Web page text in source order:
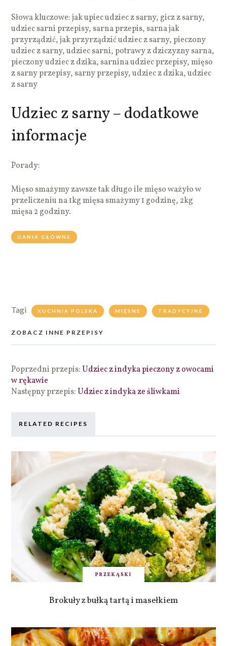
Słowa kluczowe: jak upiec udziec z sarny, gicz z sarny,
udziec sarni przepisy, sarna przepis, sarna jak
przyrządzić, jak przyrządzić udziec z sarny, pieczony
udziec z sarny, udziec sarni, potrawy z dziczyzny sarna,
pieczony udziec z dzika, sarnina udziec przepisy, mięso
z sarny przepisy, sarny przepisy, udziec z dzika, udziec
z sarny
Udziec z sarny – dodatkowe
informacje
Porady:
Mięso smażymy zawsze tak długo ile mięso ważyło w
przeliczeniu na 1kg mięsa smażymy 1 godzinę, 2kg
mięsa 2 godziny.
DANIA GŁÓWNE
Tagi KUCHNIA POLSKA MIĘSNE TRADYCYJNE
ZOBACZ INNE PRZEPISY
Poprzedni przepis: Udziec z indyka pieczony z owocami
w rękawie
Następny przepis: Udziec z indyka ze śliwkami
RELATED RECIPES
PRZEKĄSKI
Brokuły z bułką tartą i masełkiem